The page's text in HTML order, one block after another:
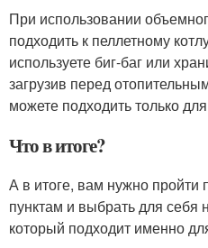
При использовании
подходить к пеллетному
используете биг-баг или
загрузив перед
можете подходить только
Что в итоге?
А в итоге, вам нужно
пунктам и выбрать для себя
который подходит именно